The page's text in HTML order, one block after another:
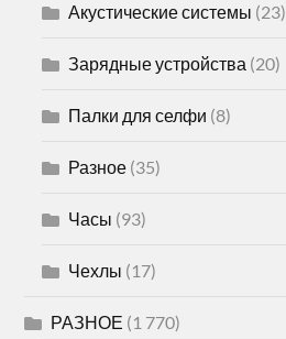
Акустические системы (23)
Зарядные устройства (20)
Палки для селфи (8)
Разное (35)
Часы (93)
Чехлы (17)
РАЗНОЕ (1 770)